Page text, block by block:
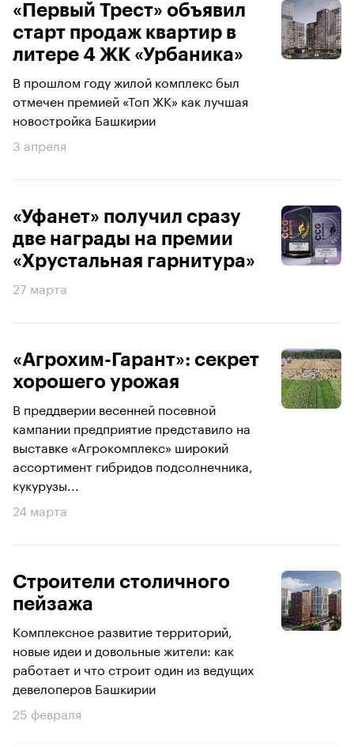
«Первый Трест» объявил
старт продаж квартир в
литере 4 ЖК «Урбаника»
В прошлом году жилой комплекс был
отмечен премией «Топ ЖК» как лучшая
новостройка Башкирии
3 апреля
«Уфанет» получил сразу
две награды на премии
«Хрустальная гарнитура»
27 марта
«Агрохим-Гарант»: секрет
хорошего урожая
В преддверии весенней посевной
кампании предприятие представило на
выставке «Агрокомплекс» широкий
ассортимент гибридов подсолнечника,
кукурузы...
24 марта
Строители столичного
пейзажа
Комплексное развитие территорий,
новые идеи и довольные жители: как
работает и что строит один из ведущих
девелоперов Башкирии
25 февраля